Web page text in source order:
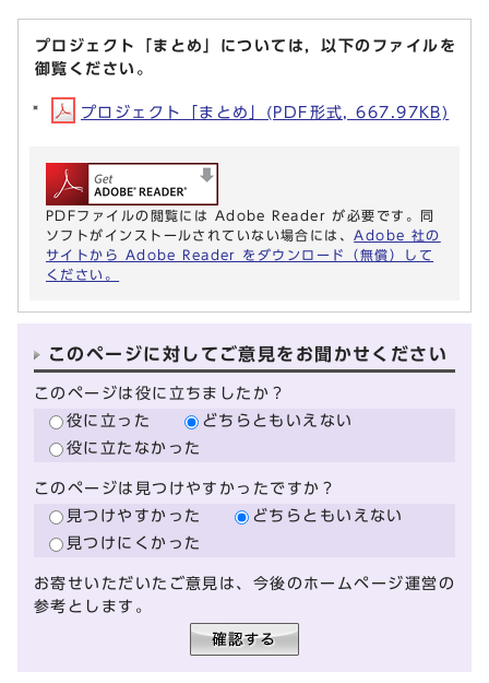
プロジェクト「まとめ」については，以下のファイルを
御覧ください。
プロジェクト「まとめ」(PDF形式, 667.97KB)
PDFファイルの閲覧には Adobe Reader が必要です。同
ソフトがインストールされていない場合には、 Adobe 社の
サイトから Adobe Reader をダウンロード（無償）して
ください。
このページに対してご意見をお聞かせください
このページは役に立ちましたか？
役に立った
どちらともいえない
役に立たなかった
このページは見つけやすかったですか？
見つけやすかった
どちらともいえない
見つけにくかった
お寄せいただいたご意見は、今後のホームページ運営の
参考とします。